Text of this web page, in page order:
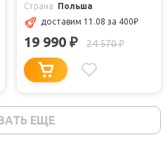
Страна
Польша
доставим 11.08 за 400₽
19 990 ₽ 24 570₽
ЕЩЕ